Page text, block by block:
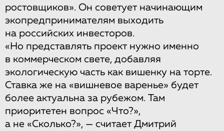
ростовщиков». Он советует начинающим
экопредпринимателям выходить
на российских инвесторов.
«Но представлять проект нужно именно
в коммерческом свете, добавляя
экологическую часть как вишенку на торте.
Ставка же на «вишневое варенье» будет
более актуальна за рубежом. Там
приоритетен вопрос «Что?»,
а не «Сколько?», — считает Дмитрий